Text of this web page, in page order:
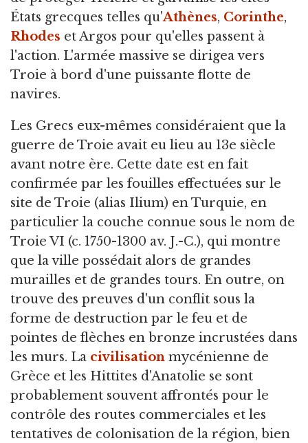
États grecques telles qu'Athènes, Corinthe,
Rhodes et Argos pour qu'elles passent à
l'action. L'armée massive se dirigea vers
Troie à bord d'une puissante flotte de
navires.
Les Grecs eux-mêmes considéraient que la
guerre de Troie avait eu lieu au 13e siècle
avant notre ère. Cette date est en fait
confirmée par les fouilles effectuées sur le
site de Troie (alias Ilium) en Turquie, en
particulier la couche connue sous le nom de
Troie VI (c. 1750-1300 av. J.-C.), qui montre
que la ville possédait alors de grandes
murailles et de grandes tours. En outre, on
trouve des preuves d'un conflit sous la
forme de destruction par le feu et de
pointes de flèches en bronze incrustées dans
les murs. La civilisation mycénienne de
Grèce et les Hittites d'Anatolie se sont
probablement souvent affrontés pour le
contrôle des routes commerciales et les
tentatives de colonisation de la région, bien